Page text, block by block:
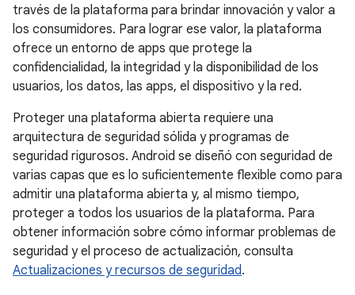
través de la plataforma para brindar innovación y valor a
los consumidores. Para lograr ese valor, la plataforma
ofrece un entorno de apps que protege la
confidencialidad, la integridad y la disponibilidad de los
usuarios, los datos, las apps, el dispositivo y la red.
Proteger una plataforma abierta requiere una
arquitectura de seguridad sólida y programas de
seguridad rigurosos. Android se diseñó con seguridad de
varias capas que es lo suficientemente flexible como para
admitir una plataforma abierta y, al mismo tiempo,
proteger a todos los usuarios de la plataforma. Para
obtener información sobre cómo informar problemas de
seguridad y el proceso de actualización, consulta
Actualizaciones y recursos de seguridad.